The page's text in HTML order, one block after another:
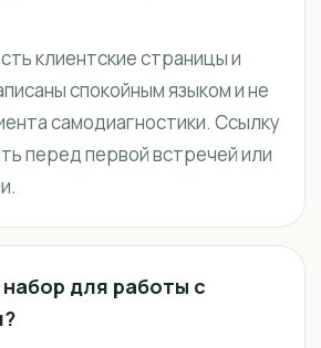
клиентские страницы и
спокойным языком и не
самодиагностики. Ссылку
перед первой встречей или
для работы с